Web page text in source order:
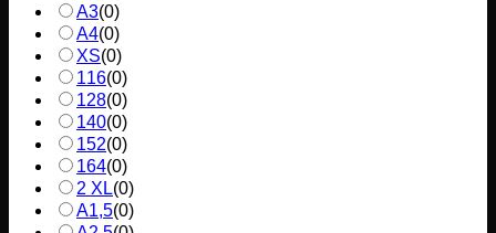
A3(0)
A4(0)
XS(0)
116(0)
128(0)
140(0)
152(0)
164(0)
2 XL(0)
A1,5(0)